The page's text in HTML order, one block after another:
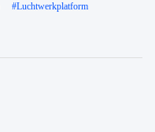
#Luchtwerkplatform